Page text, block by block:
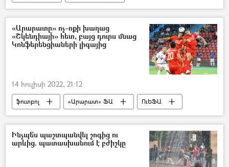
Հրաժարական
Մարիո Դրագի
«Արարատը» ոչ–ոքի խաղաց
«Շկենդիայի» հետ, բայց դուրս մնաց
Կոնֆերենցիաների լիգայից
14 հուլիսի 2022, 21:12
ֆուտբոլ «Արարատ» ՖԱ
ՈւԵՖԱ
Հայաստան
Ինչպե՞ս պաշտպանվել շոգից ու
արևից. պատասխանում է բժիշկը